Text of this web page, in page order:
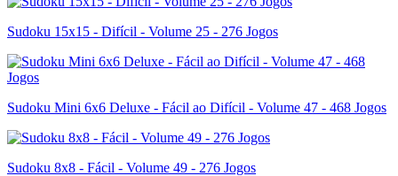
Sudoku 15x15 - Difícil - Volume 25 - 276 Jogos
Sudoku Mini 6x6 Deluxe - Fácil ao Difícil - Volume 47 - 468 Jogos
Sudoku 8x8 - Fácil - Volume 49 - 276 Jogos